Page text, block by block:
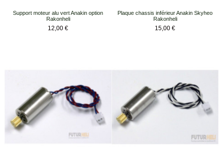
Support moteur alu vert Anakin option
Rakonheli
Prix
12,00 €
Plaque chassis inférieur Anakin Skyheo
Rakonheli
Prix
15,00 €